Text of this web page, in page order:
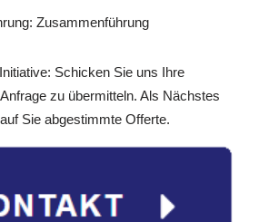
Zusammenführung
Schicken Sie uns Ihre
zu übermitteln. Als Nächstes
Sie abgestimmte Offerte.